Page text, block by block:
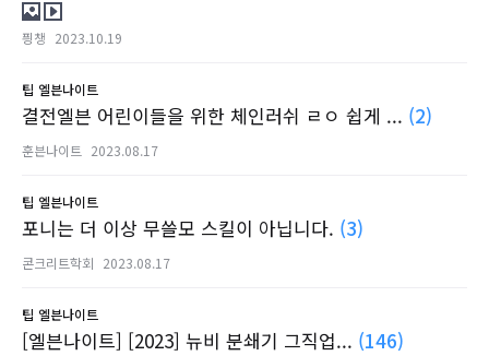
픵챙 2023.10.19
팁 엘븐나이트
결전엘븐 어린이들을 위한 체인러쉬 ㄹㅇ 쉽게 ... (2)
훈븐나이트 2023.08.17
팁 엘븐나이트
포니는 더 이상 무쓸모 스킬이 아닙니다. (3)
콘크리트학회 2023.08.17
팁 엘븐나이트
[엘븐나이트] [2023] 뉴비 분쇄기 그직업... (146)